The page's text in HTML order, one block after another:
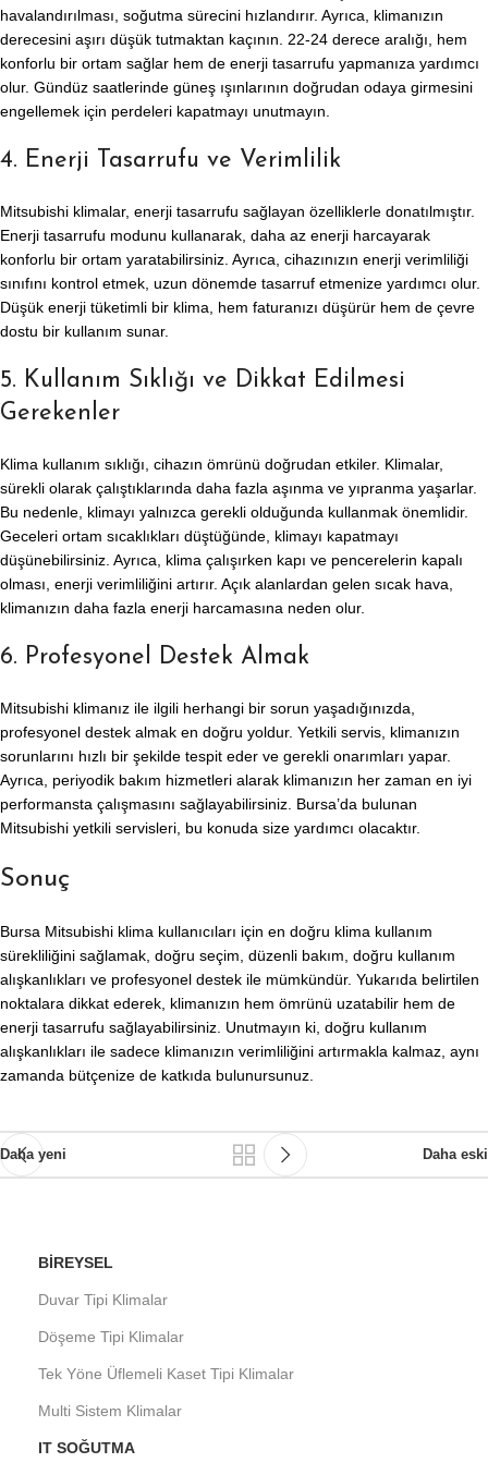
havalandırılması, soğutma sürecini hızlandırır. Ayrıca, klimanızın
derecesini aşırı düşük tutmaktan kaçının. 22-24 derece aralığı, hem
konforlu bir ortam sağlar hem de enerji tasarrufu yapmanıza yardımcı
olur. Gündüz saatlerinde güneş ışınlarının doğrudan odaya girmesini
engellemek için perdeleri kapatmayı unutmayın.
4. Enerji Tasarrufu ve Verimlilik
Mitsubishi klimalar, enerji tasarrufu sağlayan özelliklerle donatılmıştır.
Enerji tasarrufu modunu kullanarak, daha az enerji harcayarak
konforlu bir ortam yaratabilirsiniz. Ayrıca, cihazınızın enerji verimliliği
sınıfını kontrol etmek, uzun dönemde tasarruf etmenize yardımcı olur.
Düşük enerji tüketimli bir klima, hem faturanızı düşürür hem de çevre
dostu bir kullanım sunar.
5. Kullanım Sıklığı ve Dikkat Edilmesi
Gerekenler
Klima kullanım sıklığı, cihazın ömrünü doğrudan etkiler. Klimalar,
sürekli olarak çalıştıklarında daha fazla aşınma ve yıpranma yaşarlar.
Bu nedenle, klimayı yalnızca gerekli olduğunda kullanmak önemlidir.
Geceleri ortam sıcaklıkları düştüğünde, klimayı kapatmayı
düşünebilirsiniz. Ayrıca, klima çalışırken kapı ve pencerelerin kapalı
olması, enerji verimliliğini artırır. Açık alanlardan gelen sıcak hava,
klimanızın daha fazla enerji harcamasına neden olur.
6. Profesyonel Destek Almak
Mitsubishi klimanız ile ilgili herhangi bir sorun yaşadığınızda,
profesyonel destek almak en doğru yoldur. Yetkili servis, klimanızın
sorunlarını hızlı bir şekilde tespit eder ve gerekli onarımları yapar.
Ayrıca, periyodik bakım hizmetleri alarak klimanızın her zaman en iyi
performansta çalışmasını sağlayabilirsiniz. Bursa’da bulunan
Mitsubishi yetkili servisleri, bu konuda size yardımcı olacaktır.
Sonuç
Bursa Mitsubishi klima kullanıcıları için en doğru klima kullanım
sürekliliğini sağlamak, doğru seçim, düzenli bakım, doğru kullanım
alışkanlıkları ve profesyonel destek ile mümkündür. Yukarıda belirtilen
noktalara dikkat ederek, klimanızın hem ömrünü uzatabilir hem de
enerji tasarrufu sağlayabilirsiniz. Unutmayın ki, doğru kullanım
alışkanlıkları ile sadece klimanızın verimliliğini artırmakla kalmaz, aynı
zamanda bütçenize de katkıda bulunursunuz.
Daha yeni Daha eski
BIREYSEL
Duvar Tipi Klimalar
Döşeme Tipi Klimalar
Tek Yöne Üflemeli Kaset Tipi Klimalar
Multi Sistem Klimalar
IT SOĞUTMA